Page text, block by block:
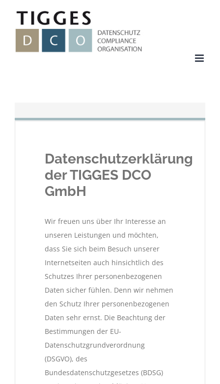
springen
Datenschutzerklärung
der TIGGES DCO
GmbH
Wir freuen uns über Ihr Interesse an
unseren Leistungen und möchten,
dass Sie sich beim Besuch unserer
Internetseiten auch hinsichtlich des
Schutzes Ihrer personenbezogenen
Daten sicher fühlen. Denn wir nehmen
den Schutz Ihrer personenbezogenen
Daten sehr ernst. Die Beachtung der
Bestimmungen der EU-
Datenschutzgrundverordnung
(DSGVO), des
Bundesdatenschutzgesetzes (BDSG)